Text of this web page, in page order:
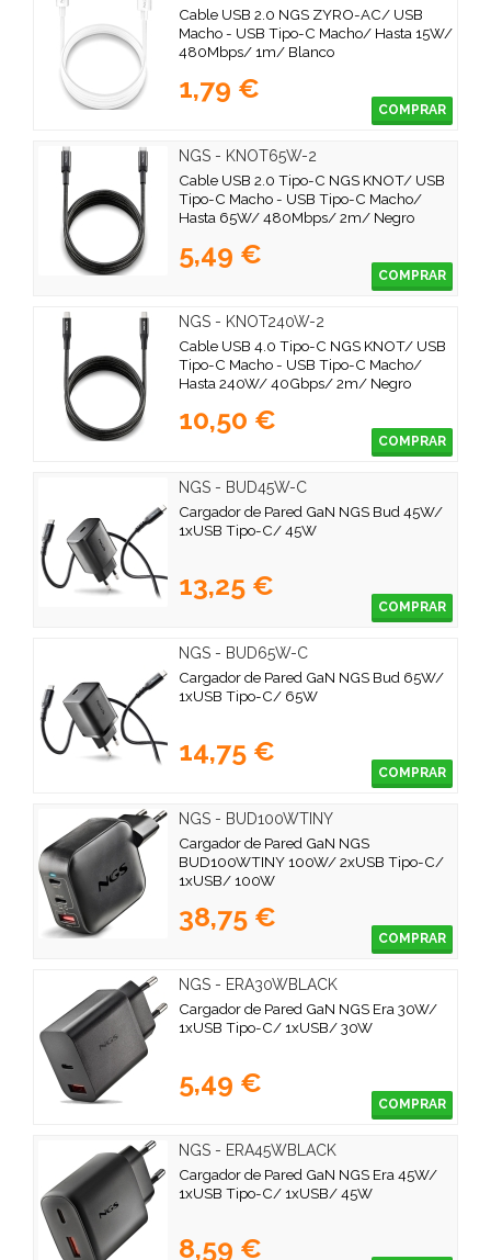
Cable USB 2.0 NGS ZYRO-AC/ USB
Macho - USB Tipo-C Macho/ Hasta 15W/
480Mbps/ 1m/ Blanco
1,79 €
COMPRAR
NGS - KNOT65W-2
Cable USB 2.0 Tipo-C NGS KNOT/ USB
Tipo-C Macho - USB Tipo-C Macho/
Hasta 65W/ 480Mbps/ 2m/ Negro
5,49 €
COMPRAR
NGS - KNOT240W-2
Cable USB 4.0 Tipo-C NGS KNOT/ USB
Tipo-C Macho - USB Tipo-C Macho/
Hasta 240W/ 40Gbps/ 2m/ Negro
10,50 €
COMPRAR
NGS - BUD45W-C
Cargador de Pared GaN NGS Bud 45W/
1xUSB Tipo-C/ 45W
13,25 €
COMPRAR
NGS - BUD65W-C
Cargador de Pared GaN NGS Bud 65W/
1xUSB Tipo-C/ 65W
14,75 €
COMPRAR
NGS - BUD100WTINY
Cargador de Pared GaN NGS
BUD100WTINY 100W/ 2xUSB Tipo-C/
1xUSB/ 100W
38,75 €
COMPRAR
NGS - ERA30WBLACK
Cargador de Pared GaN NGS Era 30W/
1xUSB Tipo-C/ 1xUSB/ 30W
5,49 €
COMPRAR
NGS - ERA45WBLACK
Cargador de Pared GaN NGS Era 45W/
1xUSB Tipo-C/ 1xUSB/ 45W
8,59 €